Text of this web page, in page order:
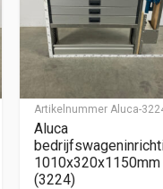
Artikelnummer Aluca-
Aluca
1010x320x1150mm
(3224)